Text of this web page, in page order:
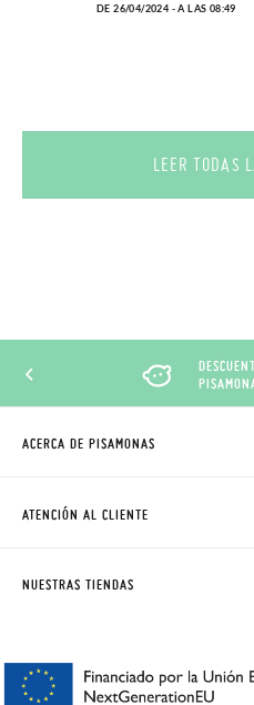
DE 26/04/2024 - A LAS 08:49
LEER TODAS
ACERCA DE PISAMONAS
CÓMO COMPRAR
AVISO LEGAL, PRIVACIDAD Y COOKIES
ATENCIÓN AL CLIENTE
PREGUNTAS FRECUENTES
NUESTRAS TIENDAS